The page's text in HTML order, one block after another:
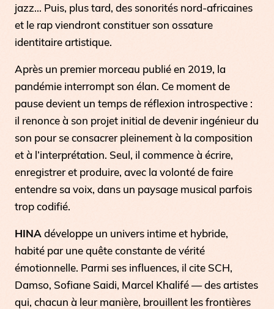
jazz… Puis, plus tard, des sonorités nord-africaines
et le rap viendront constituer son ossature
identitaire artistique.
Après un premier morceau publié en 2019, la
pandémie interrompt son élan. Ce moment de
pause devient un temps de réflexion introspective :
il renonce à son projet initial de devenir ingénieur du
son pour se consacrer pleinement à la composition
et à l’interprétation. Seul, il commence à écrire,
enregistrer et produire, avec la volonté de faire
entendre sa voix, dans un paysage musical parfois
trop codifié.
HINA développe un univers intime et hybride,
habité par une quête constante de vérité
émotionnelle. Parmi ses influences, il cite SCH,
Damso, Sofiane Saidi, Marcel Khalifé — des artistes
qui, chacun à leur manière, brouillent les frontières